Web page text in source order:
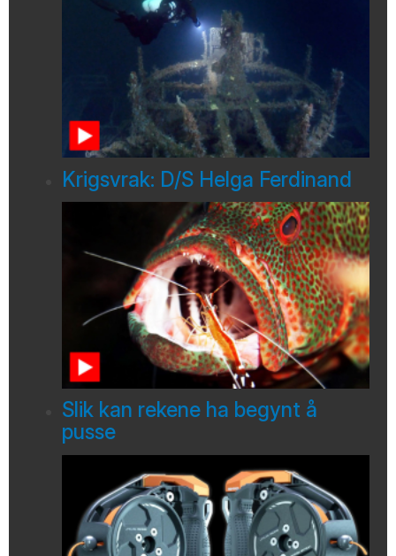
Krigsvrak: D/S Helga Ferdinand
Slik kan rekene ha begynt å
pusse